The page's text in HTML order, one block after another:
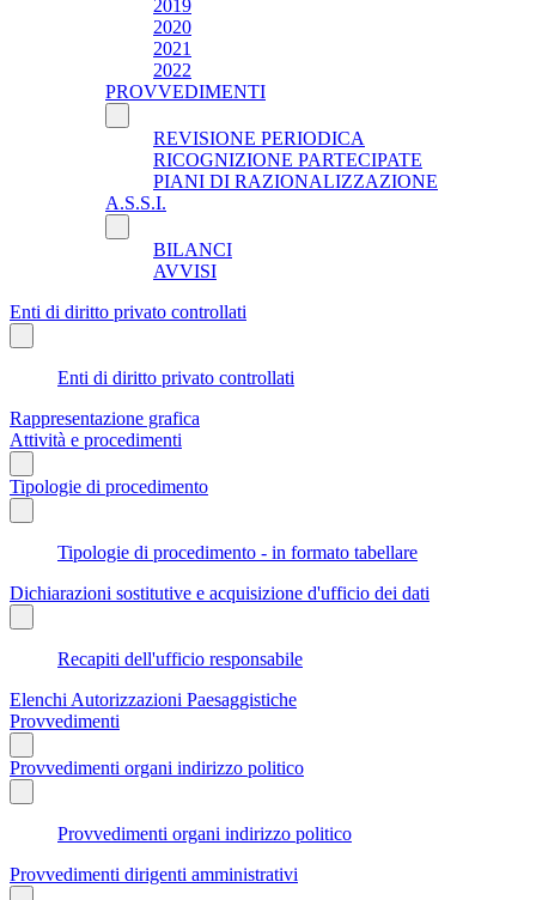
2019
2020
2021
2022
PROVVEDIMENTI
REVISIONE PERIODICA
RICOGNIZIONE PARTECIPATE
PIANI DI RAZIONALIZZAZIONE
A.S.S.I.
BILANCI
AVVISI
Enti di diritto privato controllati
Enti di diritto privato controllati
Rappresentazione grafica
Attività e procedimenti
Tipologie di procedimento
Tipologie di procedimento - in formato tabellare
Dichiarazioni sostitutive e acquisizione d'ufficio dei dati
Recapiti dell'ufficio responsabile
Elenchi Autorizzazioni Paesaggistiche
Provvedimenti
Provvedimenti organi indirizzo politico
Provvedimenti organi indirizzo politico
Provvedimenti dirigenti amministrativi